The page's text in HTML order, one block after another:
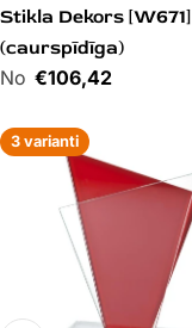
Stikla Dekors [W671]
(caurspīdīga)
Cena€106,42
3 varianti